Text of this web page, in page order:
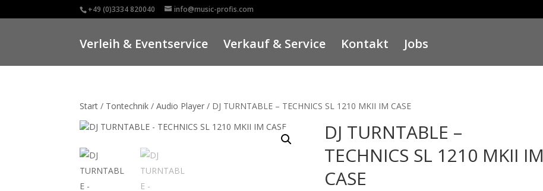
+49 (0)3334 820040 info@music-profis.com
Verleih & Eventservice Verkauf & Service Kontakt Jobs
Start / Tontechnik /Audio Player / DJ TURNTABLE – TECHNICS SL 1210 MKII IM CASE
DJ TURNTABLE –
TECHNICS SL 1210 MKII IM
CASE